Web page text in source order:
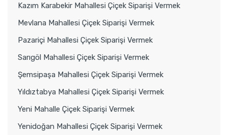
Kazım Karabekir Mahallesi Çiçek Siparişi Vermek
Mevlana Mahallesi Çiçek Siparişi Vermek
Pazariçi Mahallesi Çiçek Siparişi Vermek
Sarıgöl Mahallesi Çiçek Siparişi Vermek
Şemsipaşa Mahallesi Çiçek Siparişi Vermek
Yıldıztabya Mahallesi Çiçek Siparişi Vermek
Yeni Mahalle Çiçek Siparişi Vermek
Yenidoğan Mahallesi Çiçek Siparişi Vermek